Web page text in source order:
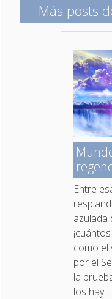
Más posts
Entre
azulada
como el
por el
la
los hay...